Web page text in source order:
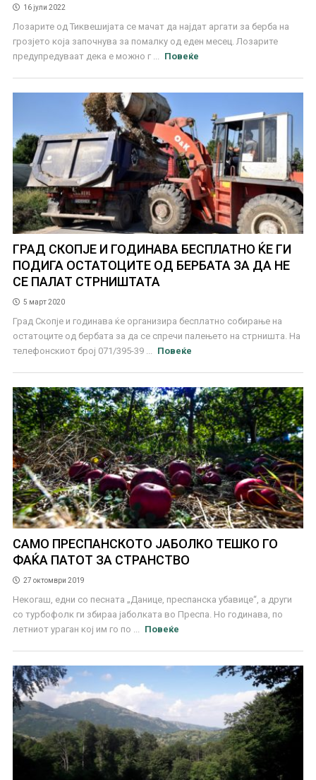
16 јули 2022
Лозарите од Тиквешијата се мачат да најдат аргати за берба на
грозјето која започнува за помалку од еден месец. Лозарите
предупредуваат дека е можно г ...
Повеќе
ГРАД СКОПЈЕ И ГОДИНАВА БЕСПЛАТНО ЌЕ ГИ
ПОДИГА ОСТАТОЦИТЕ ОД БЕРБАТА ЗА ДА НЕ
СЕ ПАЛАТ СТРНИШТАТА
5 март 2020
Град Скопје и годинава ќе организира бесплатно собирање на
остатоците од бербата за да се спречи палењето на стрништа. На
телефонскиот број 071/395-39 ...
Повеќе
САМО ПРЕСПАНСКОТО ЈАБОЛКО ТЕШКО ГО
ФАЌА ПАТОТ ЗА СТРАНСТВО
27 октомври 2019
Некогаш, едни со песната „Данице, преспанска убавице“, а други
со турбофолк ги збираа јаболката во Преспа. Но годинава, по
летниот ураган кој им го по ...
Повеќе